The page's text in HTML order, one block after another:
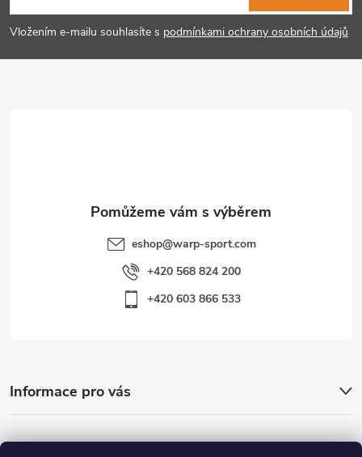
p
a
Vložením e-mailu souhlasíte s podmínkami ochrany osobních údajů
eshop@warp-sport.com
+420 568 824 200
+420 603 866 533
Informace pro vás